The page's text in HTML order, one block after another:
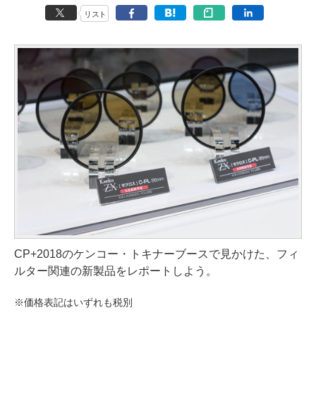
リスト
CP+2018のケンコー・トキナーブースで見かけた、フィ
ルター関連の新製品をレポートしよう。
※価格表記はいずれも税別